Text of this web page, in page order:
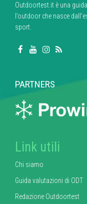
Outdoortest.it è una
l’outdoor che nasce
sport.
PARTNERS
Link utili
Chi siamo
Guida valutazioni di ODT
Redazione Outdoortest